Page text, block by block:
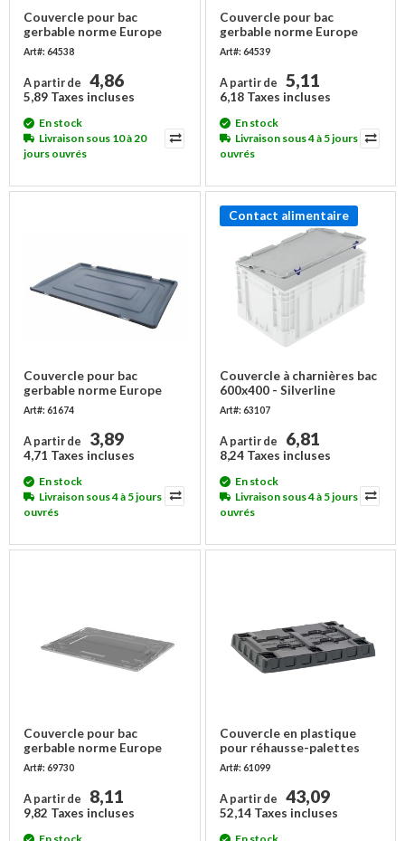
Couvercle pour bac
gerbable norme Europe
600x400x16 mm - sans
Art#: 64538
A partir de 4,86
5,89 Taxes incluses
En stock
Livraison sous 10 à 20
jours ouvrés
Couvercle pour bac
gerbable norme Europe
600x400x16 mm - 2
Art#: 64539
A partir de 5,11
6,18 Taxes incluses
En stock
Livraison sous 4 à 5 jours
ouvrés
Couvercle pour bac
gerbable norme Europe
600x400x19 mm - sans
charnières
Art#: 61674
A partir de 3,89
4,71 Taxes incluses
En stock
Livraison sous 4 à 5 jours
ouvrés
Contact alimentaire
Couvercle à charnières bac
600x400 - Silverline
Art#: 63107
A partir de 6,81
8,24 Taxes incluses
En stock
Livraison sous 4 à 5 jours
ouvrés
Couvercle pour bac
gerbable norme Europe
800x600x10 mm - sans
Art#: 69730
A partir de 8,11
9,82 Taxes incluses
Couvercle en plastique
pour réhausse-palettes
800x600 mm - PEHD
Art#: 61099
A partir de 43,09
52,14 Taxes incluses